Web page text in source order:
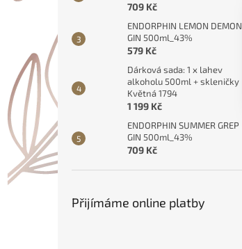
709 Kč
ENDORPHIN LEMON DEMON
GIN 500ml_43%
579 Kč
Dárková sada: 1 x lahev
alkoholu 500ml + skleničky
Květná 1794
1 199 Kč
ENDORPHIN SUMMER GREP
GIN 500ml_43%
709 Kč
Přijímáme online platby